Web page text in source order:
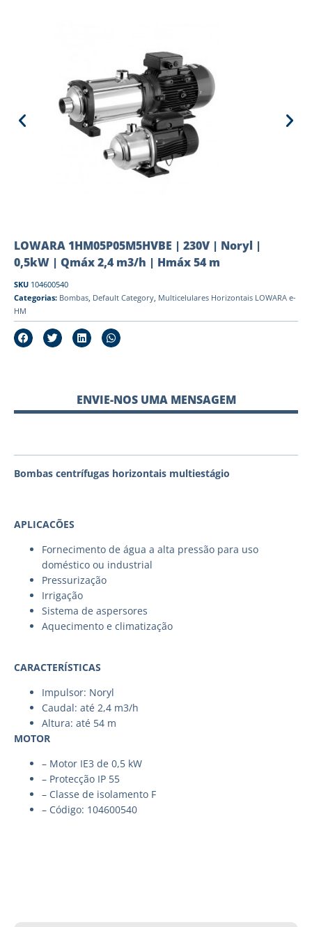
LOWARA 1HM05P05M5HVBE | 230V | Noryl |
0,5kW | Qmáx 2,4 m3/h | Hmáx 54 m
SKU 104600540
Categorias: Bombas, Default Category, Multicelulares Horizontais LOWARA e-
HM
ENVIE-NOS UMA MENSAGEM
Bombas centrífugas horizontais multiestágio
APLICACÕES
Fornecimento de água a alta pressão para uso
doméstico ou industrial
Pressurização
Irrigação
Sistema de aspersores
Aquecimento e climatização
CARACTERÍSTICAS
Impulsor: Noryl
Caudal: até 2,4 m3/h
Altura: até 54 m
MOTOR
– Motor IE3 de 0,5 kW
– Protecção IP 55
– Classe de isolamento F
– Código: 104600540